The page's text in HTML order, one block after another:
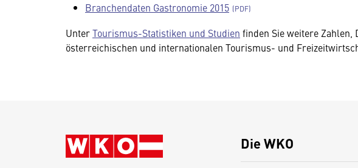
Branchendaten Gastronomie 2015
UnterTourismus-Statistiken und Studien finden Sie weitere Zahlen,
österreichischen und internationalen Tourismus- und
Die WKO